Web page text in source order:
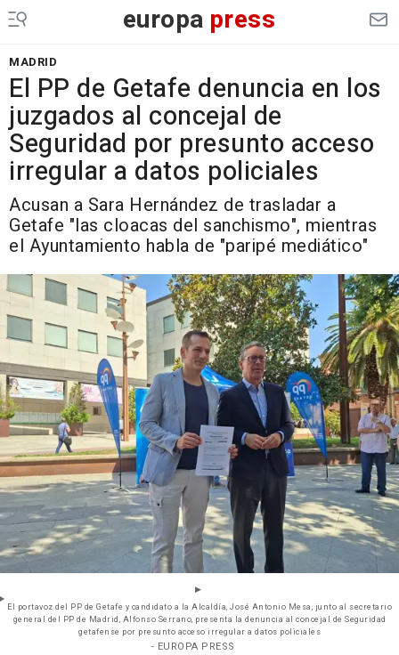
europa press
MADRID
El PP de Getafe denuncia en los
juzgados al concejal de
Seguridad por presunto acceso
irregular a datos policiales
Acusan a Sara Hernández de trasladar a
Getafe "las cloacas del sanchismo", mientras
el Ayuntamiento habla de "paripé mediático"
El portavoz del PP de Getafe y candidato a la Alcaldía, José Antonio Mesa, junto al secretario
general del PP de Madrid, Alfonso Serrano, presenta la denuncia al concejal de Seguridad
getafense por presunto acceso irregular a datos policiales
- EUROPA PRESS